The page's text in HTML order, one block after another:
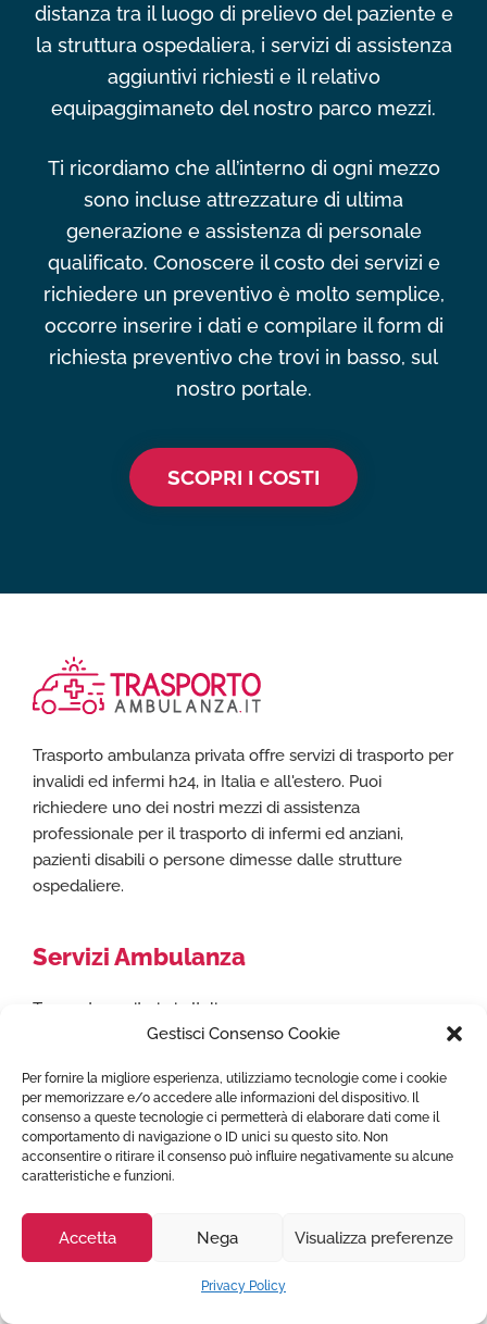
Gestisci Consenso Cookie
Per fornire la migliore esperienza, utilizziamo tecnologie come i cookie
per memorizzare e/o accedere alle informazioni del dispositivo. Il
consenso a queste tecnologie ci permetterà di elaborare dati come il
comportamento di navigazione o ID unici su questo sito. Non
acconsentire o ritirare il consenso può influire negativamente su alcune
caratteristiche e funzioni.
Accetta Nega Visualizza preferenze
Privacy Policy
distanza tra il luogo di prelievo del paziente e
la struttura ospedaliera, i servizi di assistenza
aggiuntivi richiesti e il relativo
equipaggimaneto del nostro parco mezzi.
Ti ricordiamo che all’interno di ogni mezzo
sono incluse attrezzature di ultima
generazione e assistenza di personale
qualificato. Conoscere il costo dei servizi e
richiedere un preventivo è molto semplice,
occorre inserire i dati e compilare il form di
richiesta preventivo che trovi in basso, sul
nostro portale.
SCOPRI I COSTI
Trasporto ambulanza privata offre servizi di trasporto per
invalidi ed infermi h24, in Italia e all'estero. Puoi
richiedere uno dei nostri mezzi di assistenza
professionale per il trasporto di infermi ed anziani,
pazienti disabili o persone dimesse dalle strutture
ospedaliere.
Servizi Ambulanza
Trasporto sanitario in Italia
Ambulanza Trasporto Covid
Trasporto in Ambulanza Da e Verso l’Estero
Trasporto Pazienti Bariatrici
Ambulanze per eventi sportivi e manifestazioni
Rimpatrio Sanitario Italia